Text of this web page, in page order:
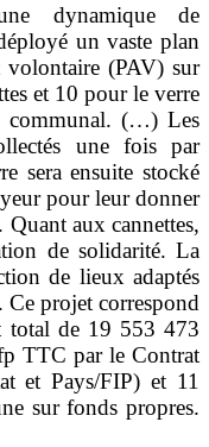
dynamique de
un vaste plan
volontaire (PAV) sur
et 10 pour le verre
communal. (…) Les
une fois par
sera ensuite stocké
pour leur donner
aux cannettes,
de solidarité. La
de lieux adaptés
projet correspond
total de 19 553 473
TTC par le Contrat
et Pays/FIP) et 11
sur fonds propres.